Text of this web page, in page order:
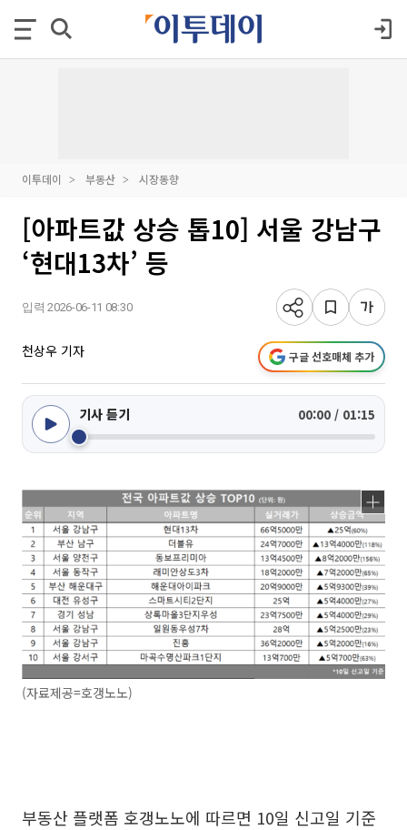
이투데이 부동산 시장동향
[아파트값 상승 톱10] 서울 강남구
‘현대13차’ 등
입력 2026-06-11 08:30
천상우 기자 구글 선호매체 추가
기사 듣기 00:00 / 01:15
(자료제공=호갱노노)
부동산 플랫폼 호갱노노에 따르면 10일 신고일 기준